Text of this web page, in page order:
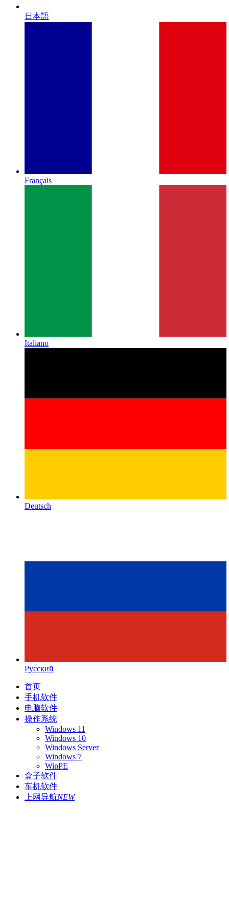
日本語
Français
Italiano
Deutsch
Русский
首页
手机软件
电脑软件
操作系统
Windows 11
Windows 10
Windows Server
Windows 7
WinPE
盒子软件
车机软件
上网导航NEW